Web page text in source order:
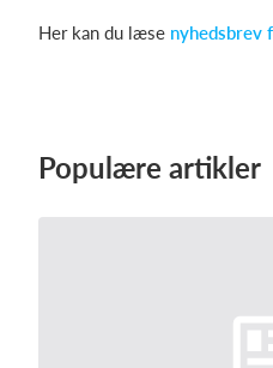
Billetsystem
Her kan du læse nyhedsbrev
Populære artikler